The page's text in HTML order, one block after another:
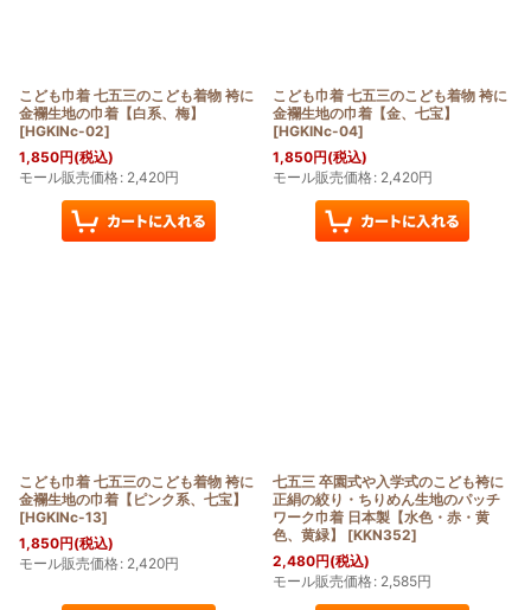
こども巾着 七五三のこども着物 袴に
金襴生地の巾着【白系、梅】
[HGKINc-02]
1,850円(税込)
モール販売価格: 2,420円
こども巾着 七五三のこども着物 袴に
金襴生地の巾着【金、七宝】
[HGKINc-04]
1,850円(税込)
モール販売価格: 2,420円
こども巾着 七五三のこども着物 袴に
金襴生地の巾着【ピンク系、七宝】
[HGKINc-13]
1,850円(税込)
モール販売価格: 2,420円
七五三 卒園式や入学式のこども袴に
正絹の絞り・ちりめん生地のパッチ
ワーク巾着 日本製【水色・赤・黄
色、黄緑】
[KKN352]
2,480円(税込)
モール販売価格: 2,585円